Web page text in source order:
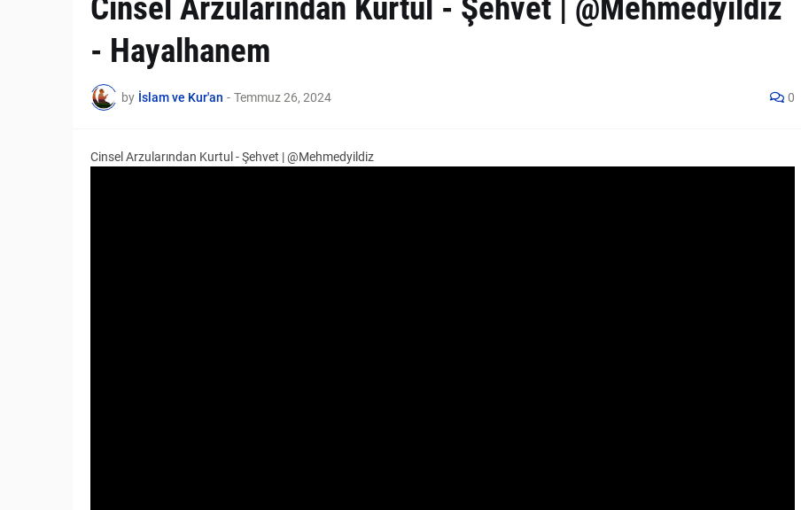
Cinsel Arzularından Kurtul - Şehvet | @Mehmedyildiz
- Hayalhanem
by İslam ve Kur'an - Temmuz 26, 2024 0
Cinsel Arzularından Kurtul - Şehvet | @Mehmedyildiz